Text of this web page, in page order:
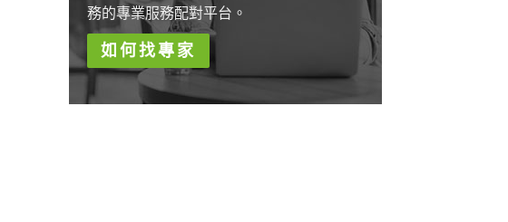
務的專業服務配對平台。
如何找專家